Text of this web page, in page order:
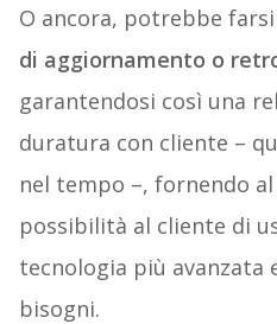
O ancora, potrebbe
di aggiornamento o
garantendosi così una
duratura con cliente –
nel tempo –, fornendo
possibilità al cliente di
tecnologia più avanzata
bisogni.